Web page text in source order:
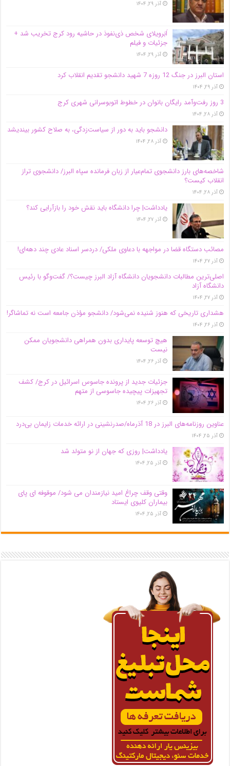
آذر ۲۹, ۱۴۰۴
اَبَر‌ویلای شخص ذی‌نفوذ در حاشیه‌ رود کرج تخریب شد +
جزئیات و فیلم
آذر ۲۹, ۱۴۰۴
استان البرز در جنگ 12 روزه 7 شهید دانشجو تقدیم انقلاب کرد
آذر ۲۹, ۱۴۰۴
3 روز رفت‌وآمد رایگان بانوان در خطوط اتوبوسرانی شهری کرج
آذر ۲۸, ۱۴۰۴
دانشجو باید به دور از سیاست‌زدگی، به صلاح کشور بیندیشد
آذر ۲۸, ۱۴۰۴
شاخصه‌های بارز دانشجوی تمام‌عیار از زبان فرمانده سپاه البرز/ دانشجوی تراز
انقلاب کیست؟
آذر ۲۸, ۱۴۰۴
یادداشت| چرا دانشگاه باید نقش خود را بازآرایی کند؟
آذر ۲۷, ۱۴۰۴
مصائب دستگاه قضا در مواجهه با دعاوی ملکی/ دردسر اسناد عادی چند‌ دهه‌ای!
آذر ۲۷, ۱۴۰۴
اصلی‌ترین مطالبات دانشجویان دانشگاه آزاد البرز چیست؟/ گفت‌وگو با رئیس
دانشگاه آز‌اد
آذر ۲۷, ۱۴۰۴
هشداری تاریخی که هنوز شنیده نمی‌شود/ دانشجو مؤذن جامعه است نه تماشاگر!
آذر ۲۶, ۱۴۰۴
هیچ توسعه پایداری بدون همراهی دانشجویان ممکن
نیست
آذر ۲۶, ۱۴۰۴
جزئیات جدید از پرونده جاسوس اسرائیل در کرج/‌ کشف
تجهیزات پیچیده جاسوسی از متهم
آذر ۲۶, ۱۴۰۴
عناوین روزنامه‌های البرز در ‌18 آذرماه/صدرنشینی در ارائه خدمات زایمان بی‌درد
آذر ۲۵, ۱۴۰۴
یادداشت| روزی که جهان از نو متولد شد
آذر ۲۵, ۱۴۰۴
وقتی وقف چراغ امید نیازمندان می شود/ موقوفه ای پای
بیماران کلیوی ایستاد
آذر ۲۵, ۱۴۰۴